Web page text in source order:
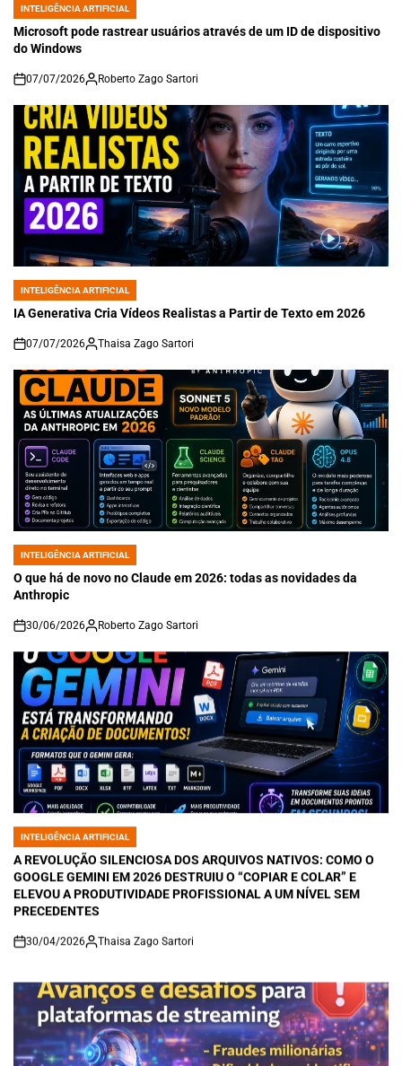
POSTED
IN
INTELIGÊNCIA ARTIFICIAL
Microsoft pode rastrear usuários através de um ID de dispositivo
do Windows
on
07/07/2026 Roberto Zago Sartori
POSTED
IN
INTELIGÊNCIA ARTIFICIAL
IA Generativa Cria Vídeos Realistas a Partir de Texto em 2026
on
07/07/2026 Thaisa Zago Sartori
POSTED
IN
INTELIGÊNCIA ARTIFICIAL
O que há de novo no Claude em 2026: todas as novidades da
Anthropic
on
30/06/2026 Roberto Zago Sartori
POSTED
IN
INTELIGÊNCIA ARTIFICIAL
A REVOLUÇÃO SILENCIOSA DOS ARQUIVOS NATIVOS: COMO O
GOOGLE GEMINI EM 2026 DESTRUIU O “COPIAR E COLAR” E
ELEVOU A PRODUTIVIDADE PROFISSIONAL A UM NÍVEL SEM
PRECEDENTES
on
30/04/2026 Thaisa Zago Sartori